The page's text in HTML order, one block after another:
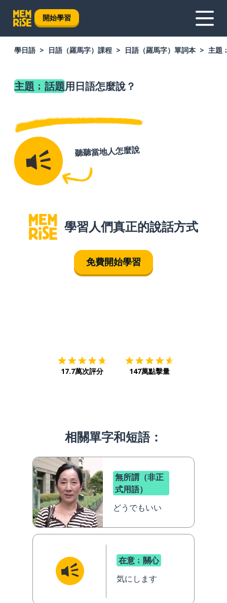
開始學習
學日語 日語（羅馬字）課程 日語（羅馬字）單詞本 主題
主題﹔話題用日語怎麼說？
聽聽當地人怎麼說
學習人們真正的說話方式
免費開始學習
17.7萬次評分 147萬點擊量
相關單字和短語：
無所謂（非正
式用語）
どうでもいい
在意﹔關心
気にします